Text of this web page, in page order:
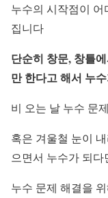
누수의 시작점이
집니다
단순히 창문, 창틀
만 한다고 해서 누
비 오는 날 누수 문
혹은 겨울철 눈이
으면서 누수가 되다
누수 문제 해결을